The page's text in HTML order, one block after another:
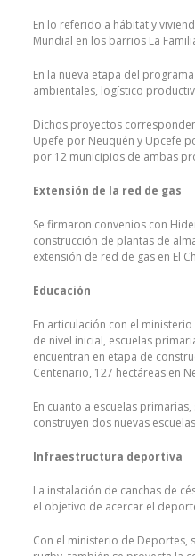
En lo referido a hábitat y
Mundial en los barrios La
En la nueva etapa del
ambientales, logístico
Dichos proyectos
Upefe por Neuquén y Upcefe
por 12 municipios de ambas
Extensión de la red de gas
Se firmaron convenios con
construcción de plantas de
extensión de red de gas en El
Educación
En articulación con el
de nivel inicial, escuelas
encuentran en etapa de
Centenario, 127 hectáreas en
En cuanto a escuelas
construyen dos nuevas
Infraestructura deportiva
La instalación de canchas de
el objetivo de acercar el
Con el ministerio de Deportes,